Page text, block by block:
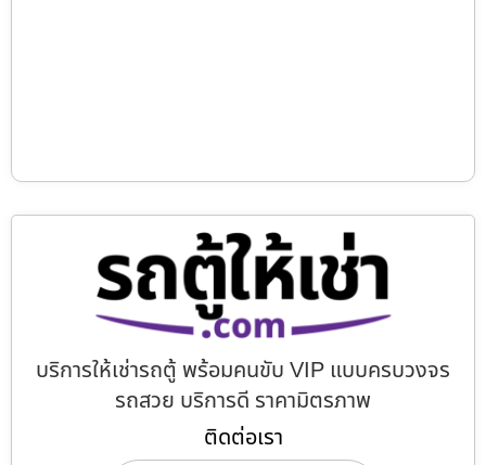
บริการให้เช่ารถตู้ พร้อมคนขับ VIP แบบครบวงจร
รถสวย บริการดี ราคามิตรภาพ
ติดต่อเรา